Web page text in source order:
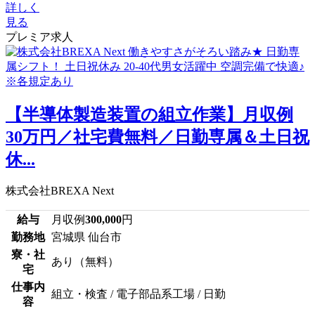
詳しく
見る
プレミア求人
【半導体製造装置の組立作業】月収例
30万円／社宅費無料／日勤専属＆土日祝
休...
株式会社BREXA Next
給与 月収例300,000円
勤務地 宮城県 仙台市
寮・社
宅
あり（無料）
仕事内
容
組立・検査 / 電子部品系工場 / 日勤